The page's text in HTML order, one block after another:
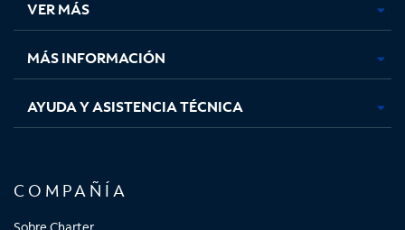
pestaña
nueva
pestaña
nueva
pestaña
nuevanueva
VER MÁS
MÁS INFORMACIÓN
AYUDA Y ASISTENCIA TÉCNICA
COMPAÑÍA